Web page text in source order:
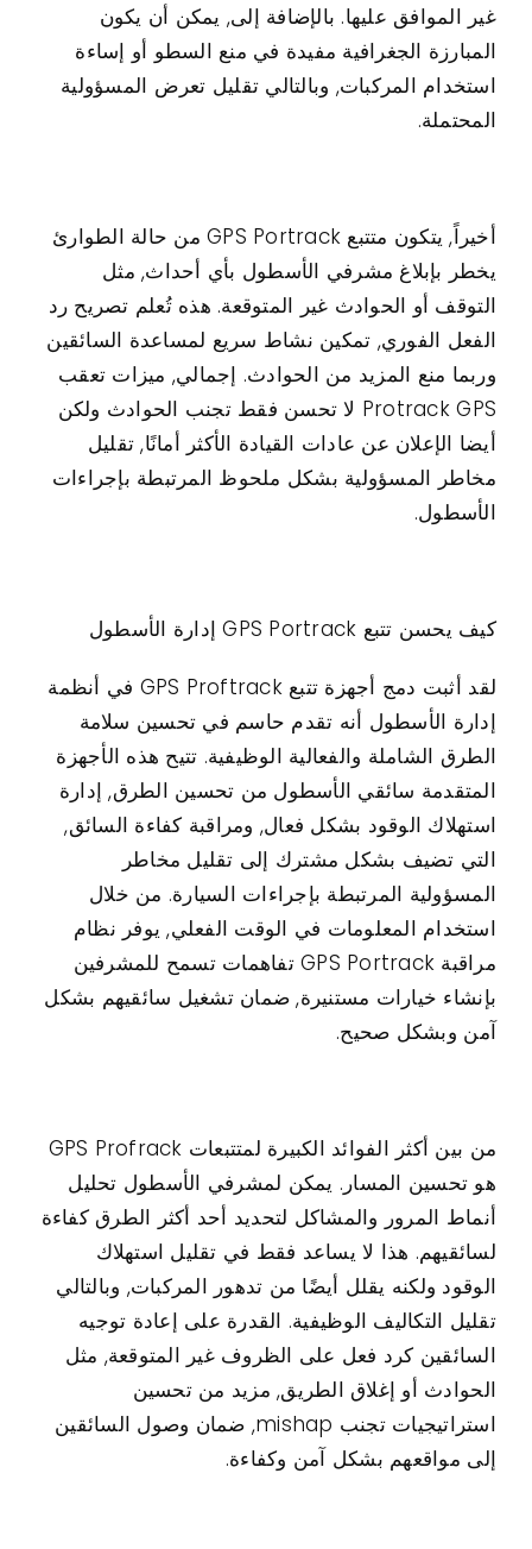
غير الموافق عليها. بالإضافة إلى, يمكن أن يكون
المبارزة الجغرافية مفيدة في منع السطو أو إساءة
استخدام المركبات, وبالتالي تقليل تعرض المسؤولية
المحتملة.
أخيراً, يتكون متتبع GPS Portrack من حالة الطوارئ
يخطر بإبلاغ مشرفي الأسطول بأي أحداث, مثل
التوقف أو الحوادث غير المتوقعة. هذه تُعلم تصريح رد
الفعل الفوري, تمكين نشاط سريع لمساعدة السائقين
وربما منع المزيد من الحوادث. إجمالي, ميزات تعقب
Protrack GPS لا تحسن فقط تجنب الحوادث ولكن
أيضا الإعلان عن عادات القيادة الأكثر أمانًا, تقليل
مخاطر المسؤولية بشكل ملحوظ المرتبطة بإجراءات
الأسطول.
كيف يحسن تتبع GPS Portrack إدارة الأسطول
لقد أثبت دمج أجهزة تتبع GPS Proftrack في أنظمة
إدارة الأسطول أنه تقدم حاسم في تحسين سلامة
الطرق الشاملة والفعالية الوظيفية. تتيح هذه الأجهزة
المتقدمة سائقي الأسطول من تحسين الطرق, إدارة
استهلاك الوقود بشكل فعال, ومراقبة كفاءة السائق,
التي تضيف بشكل مشترك إلى تقليل مخاطر
المسؤولية المرتبطة بإجراءات السيارة. من خلال
استخدام المعلومات في الوقت الفعلي, يوفر نظام
مراقبة GPS Portrack تفاهمات تسمح للمشرفين
بإنشاء خيارات مستنيرة, ضمان تشغيل سائقيهم بشكل
آمن وبشكل صحيح.
من بين أكثر الفوائد الكبيرة لمتتبعات GPS Profrack
هو تحسين المسار. يمكن لمشرفي الأسطول تحليل
أنماط المرور والمشاكل لتحديد أحد أكثر الطرق كفاءة
لسائقيهم. هذا لا يساعد فقط في تقليل استهلاك
الوقود ولكنه يقلل أيضًا من تدهور المركبات, وبالتالي
تقليل التكاليف الوظيفية. القدرة على إعادة توجيه
السائقين كرد فعل على الظروف غير المتوقعة, مثل
الحوادث أو إغلاق الطريق, مزيد من تحسين
استراتيجيات تجنب mishap, ضمان وصول السائقين
إلى مواقعهم بشكل آمن وكفاءة.